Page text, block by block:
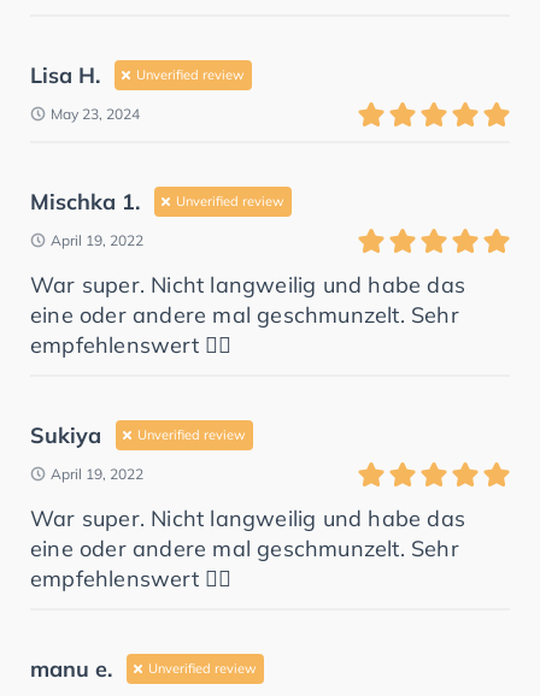
Lisa H. Unverified review
May 23, 2024
Mischka 1. Unverified review
April 19, 2022
War super. Nicht langweilig und habe das
eine oder andere mal geschmunzelt. Sehr
empfehlenswert 👍🏻
Sukiya Unverified review
April 19, 2022
War super. Nicht langweilig und habe das
eine oder andere mal geschmunzelt. Sehr
empfehlenswert 👍🏻
manu e. Unverified review